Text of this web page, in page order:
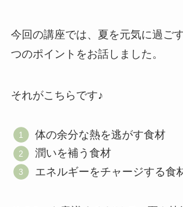
今回の講座では、夏を元気に過ご
つのポイントをお話しました。
それがこちらです♪
体の余分な熱を逃がす食材
潤いを補う食材
エネルギーをチャージする食